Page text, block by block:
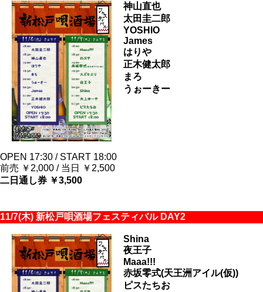
神山直也
太田圭二郎
YOSHIO
James
はりや
正木健太郎
まろ
うぉーきー
OPEN 17:30 / START 18:00
前売 ￥2,000 / 当日 ￥2,500
二日通し券 ￥3,500
11/7(木) 新松戸唄酒場フェスティバル DAY2
Shina
夜王子
Maaa!!!
赤坂零式(天王洲アイル(仮))
ピスたちお